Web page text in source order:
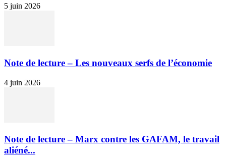
5 juin 2026
Note de lecture – Les nouveaux serfs de l’économie
4 juin 2026
Note de lecture – Marx contre les GAFAM, le travail
aliéné...